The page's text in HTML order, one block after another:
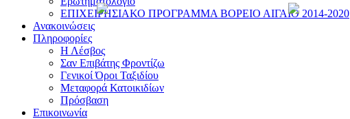
ΕΠΙΧΕΙΡΗΣΙΑΚΟ ΠΡΟΓΡΑΜΜΑ ΒΟΡΕΙΟ ΑΙΓΑΙΟ 2014-2020
Ανακοινώσεις
Πληροφορίες
Η Λέσβος
Σαν Επιβάτης Φροντίζω
Γενικοί Όροι Ταξιδίου
Μεταφορά Κατοικιδίων
Πρόσβαση
Επικοινωνία